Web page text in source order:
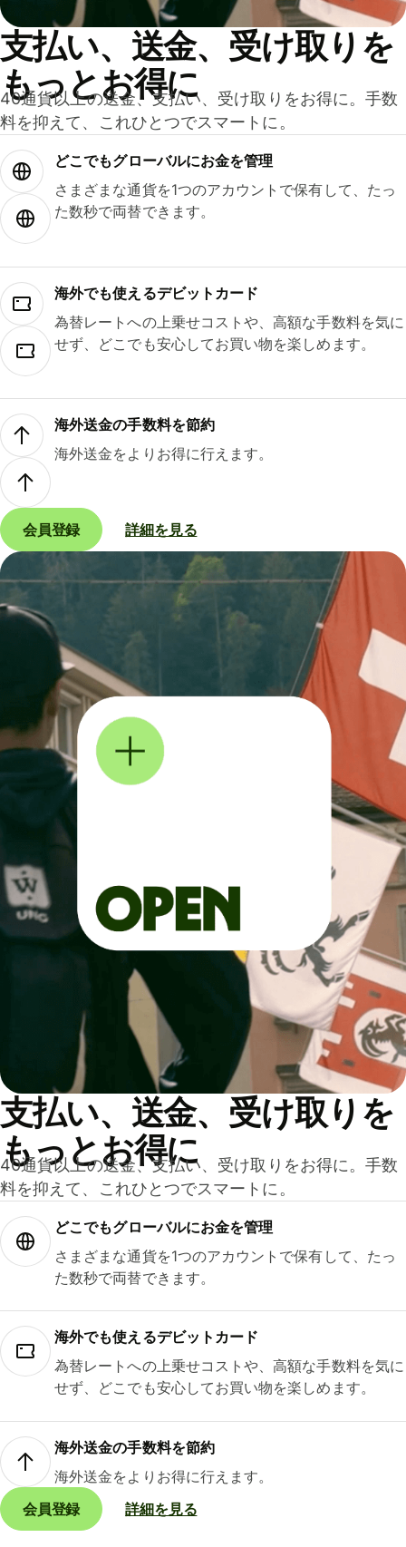
支払い、送金、受け取りを
もっとお得に
40通貨以上の送金、支払い、受け取りをお得に。手数
料を抑えて、これひとつでスマートに。
どこでもグ⁠ロ⁠ー⁠バ⁠ルにお金を管理
さまざまな通貨を1つのアカウントで保有して、たっ
た数秒で両替できます。
海外でも使えるデビットカード
為替レートへの上乗せコストや、高額な手数料を気に
せず、どこでも安心してお買い物を楽しめます。
海外送金の手数料を節約
海外送金をよりお得に行えます。
会員登録 詳細を見る
支払い、送金、受け取りを
もっとお得に
40通貨以上の送金、支払い、受け取りをお得に。手数
料を抑えて、これひとつでスマートに。
どこでもグ⁠ロ⁠ー⁠バ⁠ルにお金を管理
さまざまな通貨を1つのアカウントで保有して、たっ
た数秒で両替できます。
海外でも使えるデビットカード
為替レートへの上乗せコストや、高額な手数料を気に
せず、どこでも安心してお買い物を楽しめます。
海外送金の手数料を節約
海外送金をよりお得に行えます。
会員登録
詳細を見る